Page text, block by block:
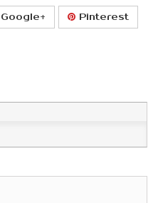
Google+ Pinterest